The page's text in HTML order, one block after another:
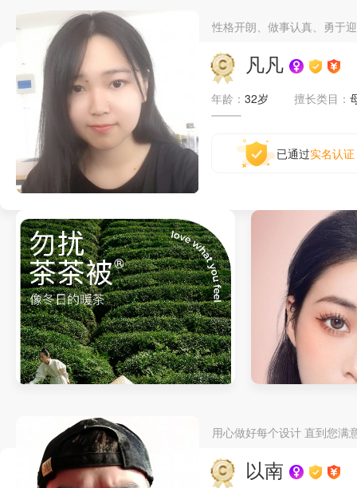
性格开朗、做事认真、勇于
凡凡
年龄： 32岁 擅长类目：
已通过实名认证
用心做好每个设计 直到您满
以南